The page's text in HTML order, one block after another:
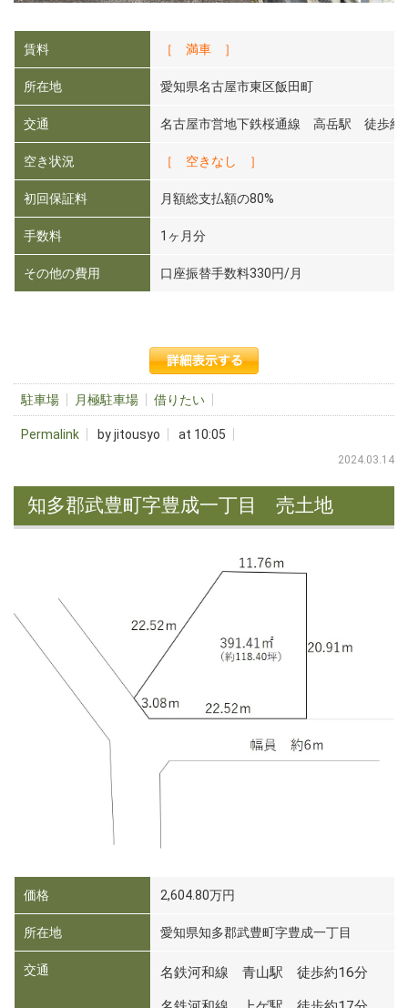
賃料 ［ 満車 ］
所在地 愛知県名古屋市東区飯田町
交通 名古屋市営地下鉄桜通線 高岳駅 徒歩約
空き状況 ［ 空きなし ］
初回保証料 月額総支払額の80%
手数料 1ヶ月分
その他の費用 口座振替手数料330円/月
駐車場 月極駐車場 借りたい
Permalink by jitousyo at 10:05
2024.03.14
知多郡武豊町字豊成一丁目 売土地
価格 2,604.80万円
所在地 愛知県知多郡武豊町字豊成一丁目
交通 名鉄河和線 青山駅 徒歩約16分